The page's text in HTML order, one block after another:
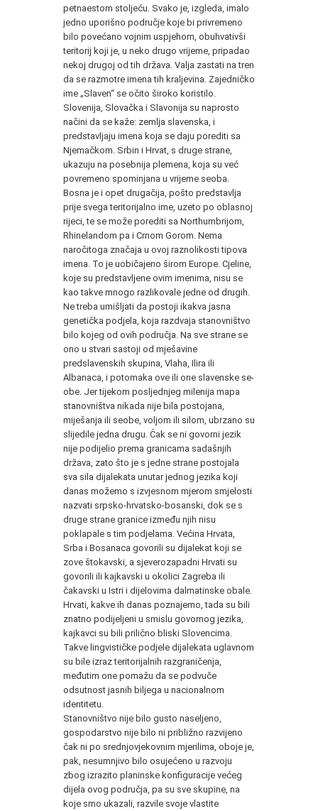
petnaestom stoljeću. Svako je, izgleda, imalo
jedno uporišno područje koje bi privremeno
bilo povećano vojnim uspjehom, obuhvativši
terito­rij koji je, u neko drugo vrijeme, pripadao
nekoj drugoj od tih dr­žava. Valja zastati na tren
da se razmotre imena tih kraljevina. Zajedničko
ime „Slaven“ se očito široko koristilo.
Slovenija, Slo­vačka i Slavonija su naprosto
načini da se kaže: zemlja slavenska, i
predstavljaju imena koja se daju porediti sa
Njemačkom. Srbin i Hrvat, s druge strane,
ukazuju na posebnija plemena, koja su već
povremeno spominjana u vrijeme seoba.
Bosna je i opet dru­gačija, pošto predstavlja
prije svega teritorijalno ime, uzeto po oblasnoj
rijeci, te se može porediti sa Northumbrijom,
Rhinelandom pa i Crnom Gorom. Nema
naročitoga značaja u ovoj razno­likosti tipova
imena. To je uobičajeno širom Europe. Cjeline,
ko­je su predstavljene ovim imenima, nisu se
kao takve mnogo raz­likovale jedne od drugih.
Ne treba umišljati da postoji ikakva jasna
genetička podjela, koja razdvaja stanovništvo
bilo kojeg od ovih područja. Na sve strane se
ono u stvari sastoji od mješavine
predslavenskih skupi­na, Vlaha, Ilira ili
Albanaca, i potomaka ove ili one slavenske se­
obe. Jer tijekom posljednjeg milenija mapa
stanovništva nikada nije bila postojana,
miješanja ili seobe, voljom ili silom, ubrzano su
slijedile jedna drugu. Čak se ni govorni jezik
nije podijelio pre­ma granicama sadašnjih
država, zato što je s jedne strane postoja­la
sva sila dijalekata unutar jednog jezika koji
danas možemo s iz­vjesnom mjerom smjelosti
nazvati srpsko-hrvatsko-bosanski, dok se s
druge strane granice između njih nisu
poklapale s tim podje­lama. Većina Hrvata,
Srba i Bosanaca govorili su dijalekat koji se
zove štokavski, a sjeverozapadni Hrvati su
govorili ili kajkavski u okolici Zagreba ili
čakavski u Istri i dijelovima dalmatinske oba­le.
Hrvati, kakve ih danas poznajemo, tada su bili
znatno podije­ljeni u smislu govornog jezika,
kajkavci su bili prilično bliski Slo­vencima.
Takve lingvističke podjele dijalekata uglavnom
su bile izraz teritorijalnih razgraničenja,
međutim one pomažu da se pod­vuče
odsutnost jasnih biljega u nacionalnom
identitetu.
Stanovništvo nije bilo gusto naseljeno,
gospodarstvo nije bilo ni približno razvijeno
čak ni po srednjovjekovnim mjerilima, oboje je,
pak, nesumnjivo bilo osujećeno u razvoju
zbog izrazito planin­ske konfiguracije većeg
dijela ovog područja, pa su sve skupine, na
koje smo ukazali, razvile svoje vlastite